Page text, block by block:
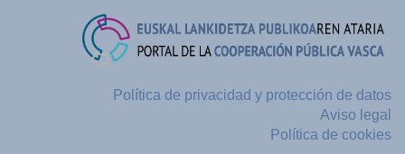
Política de privacidad y protección de datos
Aviso legal
Política de cookies